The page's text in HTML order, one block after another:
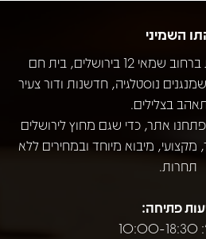
השמיני
חנות תקליטים מיתולוגית ברחוב שמאי 12 בירושלים, בית חם
נוסטלגיה, חדשנות ודור צעיר
בצלילים.
אתר, כדי שגם מחוץ לירושלים
מקצועי, מיבוא מיוחד ובמחירים ללא
תחרות.
פתיחה: